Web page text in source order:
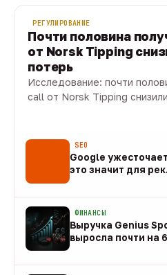
РЕГУЛИРОВАНИЕ
Почти половина
от Norsk Tipping
потерь
Исследование: почти
call от Norsk Tipping
SEO
Google
это значит для
ФИНАНСЫ
Выручка Genius
выросла почти на